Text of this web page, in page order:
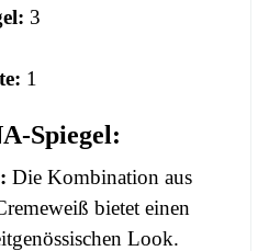
3
1
Spiegel:
Die Kombination aus
bietet einen
Look.